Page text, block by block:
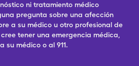
ni tratamiento médico
pregunta sobre una afección
a su médico u otro profesional de
tener una emergencia médica,
su médico o al 911.